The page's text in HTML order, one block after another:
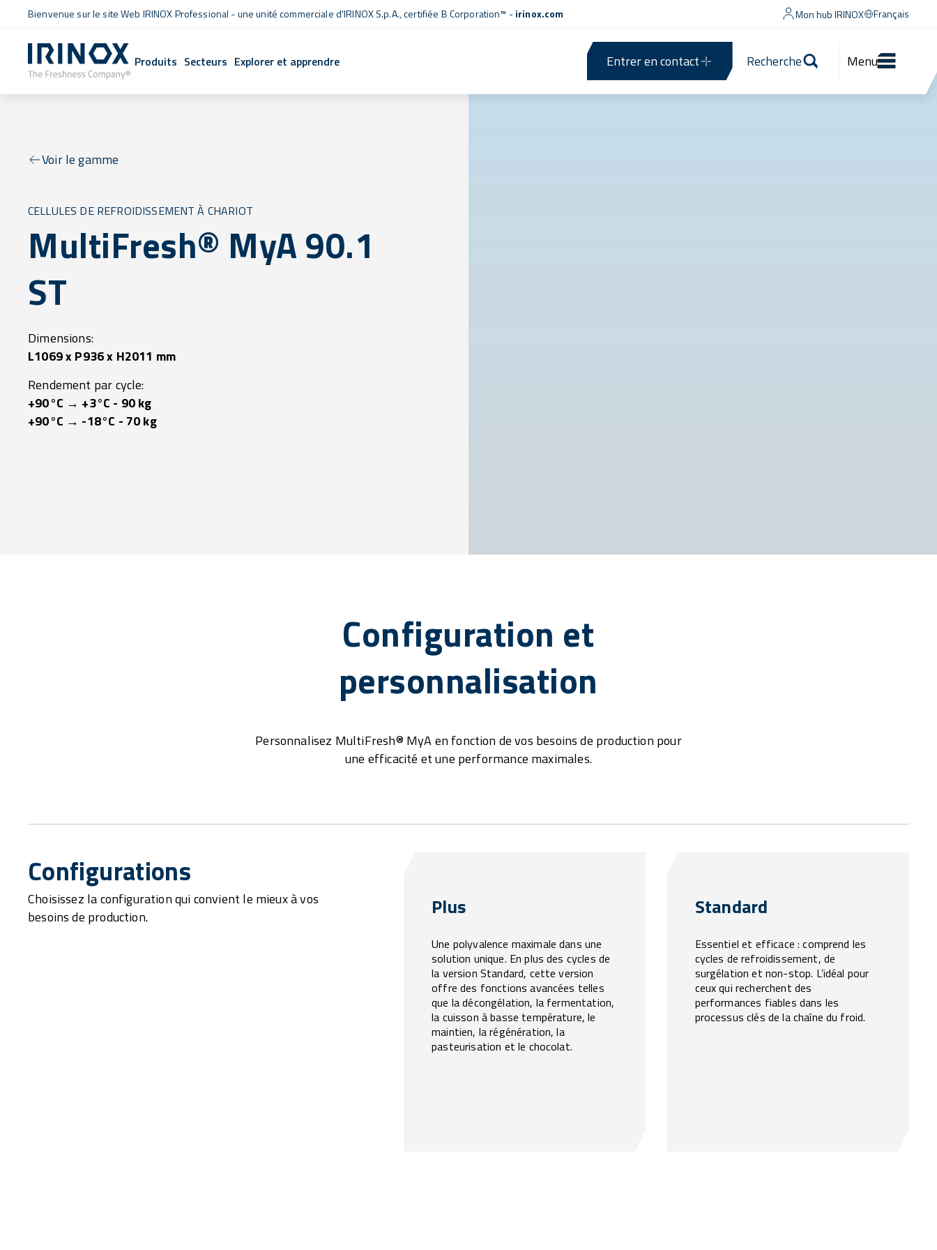
Bienvenue sur le site Web IRINOX Professional - une unité commerciale d'IRINOX S.p.A.,certifiée B Corporation™ -irinox.com Mon hub IRINOX Français
Produits Secteurs Explorer et apprendre Entrer en contact Recherche Menu
Voir le gamme
CELLULES DE REFROIDISSEMENT À CHARIOT
MultiFresh® MyA 90.1
ST
Dimensions:
L1069 x P936 x H2011 mm
Rendement par cycle:
+90°C → +3°C - 90 kg
+90°C → -18°C - 70 kg
Configuration et
personnalisation
Personnalisez MultiFresh® MyA en fonction de vos besoins de production pour
une efficacité et une performance maximales.
Configurations
Choisissez la configuration qui convient le mieux à vos
besoins de production.
Plus
Une polyvalence maximale dans une
solution unique. En plus des cycles de
la version Standard, cette version
offre des fonctions avancées telles
que la décongélation, la fermentation,
la cuisson à basse température, le
maintien, la régénération, la
pasteurisation et le chocolat.
Standard
Essentiel et efficace : comprend les
cycles de refroidissement, de
surgélation et non-stop. L’idéal pour
ceux qui recherchent des
performances fiables dans les
processus clés de la chaîne du froid.